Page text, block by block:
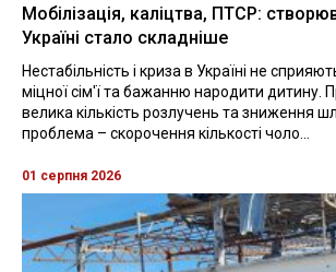
Мобілізація, каліцтва, ПТСР:
Україні стало складніше
Нестабільність і криза в Україні не
міцної сім'ї та бажанню народити дитину.
велика кількість розлучень та зниження
проблема – скорочення кількості чоло...
01 серпня 2026